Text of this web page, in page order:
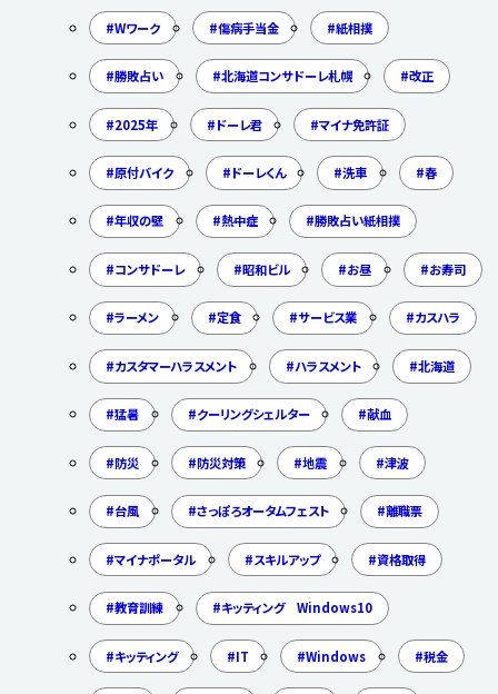
Wワーク 傷病手当金 紙相撲
勝敗占い 北海道コンサドーレ札幌 改正
2025年 ドーレ君 マイナ免許証
原付バイク ドーレくん 洗車 春
年収の壁 熱中症 勝敗占い紙相撲
コンサドーレ 昭和ビル お昼 お寿司
ラーメン 定食 サービス業 カスハラ
カスタマーハラスメント ハラスメント 北海道
猛暑 クーリングシェルター 献血
防災 防災対策 地震 津波
台風 さっぽろオータムフェスト 離職票
マイナポータル スキルアップ 資格取得
教育訓練 キッティング Windows10
キッティング IT Windows 税金